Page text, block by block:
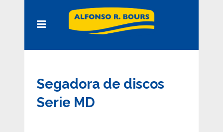
Segadora de discos
Serie MD